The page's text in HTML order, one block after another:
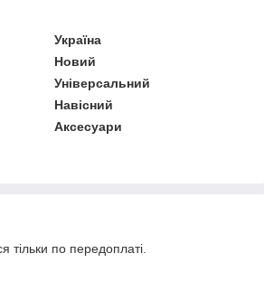
Україна
Новий
Універсальний
Навісний
Аксесуари
тільки по передоплаті.